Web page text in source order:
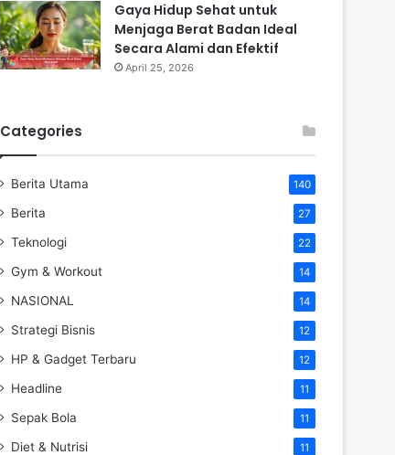
Gaya Hidup Sehat untuk
Menjaga Berat Badan Ideal
Secara Alami dan Efektif
April 25, 2026
Categories
Berita Utama 140
Berita 27
Teknologi 22
Gym & Workout 14
NASIONAL 14
Strategi Bisnis 12
HP & Gadget Terbaru 12
Headline 11
Sepak Bola 11
Diet & Nutrisi 11